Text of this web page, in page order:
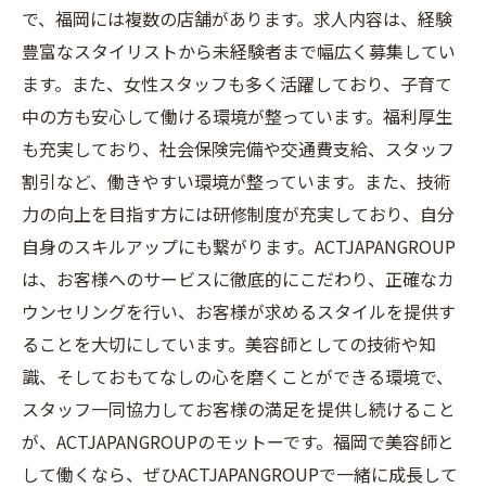
で、福岡には複数の店舗があります。求人内容は、経験
豊富なスタイリストから未経験者まで幅広く募集してい
ます。また、女性スタッフも多く活躍しており、子育て
中の方も安心して働ける環境が整っています。福利厚生
も充実しており、社会保険完備や交通費支給、スタッフ
割引など、働きやすい環境が整っています。また、技術
力の向上を目指す方には研修制度が充実しており、自分
自身のスキルアップにも繋がります。ACTJAPANGROUP
は、お客様へのサービスに徹底的にこだわり、正確なカ
ウンセリングを行い、お客様が求めるスタイルを提供す
ることを大切にしています。美容師としての技術や知
識、そしておもてなしの心を磨くことができる環境で、
スタッフ一同協力してお客様の満足を提供し続けること
が、ACTJAPANGROUPのモットーです。福岡で美容師と
して働くなら、ぜひACTJAPANGROUPで一緒に成長して